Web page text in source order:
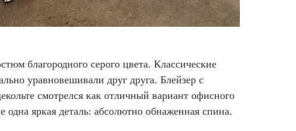
благородного серого цвета. Классические
уравновешивали друг друга. Блейзер с
смотрелся как отличный вариант офисного
яркая деталь: абсолютно обнаженная спина.